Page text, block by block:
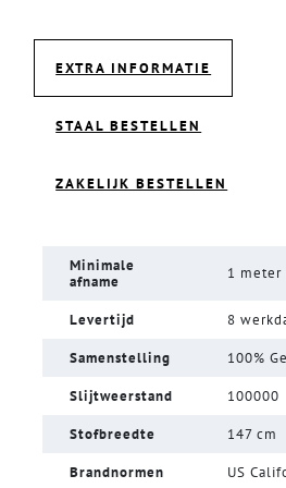
EXTRA INFORMATIE
STAAL BESTELLEN
ZAKELIJK BESTELLEN
Minimale
afname
1 meter
Levertijd 8
Samenstelling 100%
Slijtweerstand 100000
Stofbreedte 147 cm
Brandnormen US